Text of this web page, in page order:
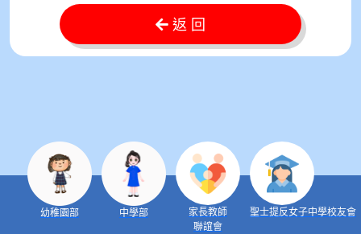
返 回
幼稚園部 中學部
家長教師
聯誼會
聖士提反女子中學校友會